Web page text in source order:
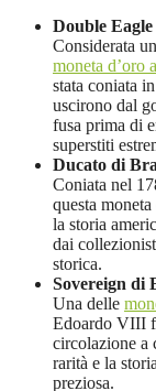
Double Eagle
Considerata
moneta d’oro
stata coniata
uscirono dal
fusa prima di
superstiti
Ducato di
Coniata nel
questa
la storia
dai
storica.
Sovereign di
Una delle
Edoardo VIII
circolazione a
rarità e la
preziosa.